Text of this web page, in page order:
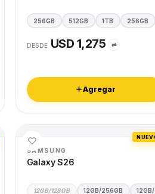
256GB 512GB 1TB 256GB
DESDE USD 1,275 ⇄
Agregar
SAMSUNG
Galaxy S26
12GB/128GB 12GB/256GB